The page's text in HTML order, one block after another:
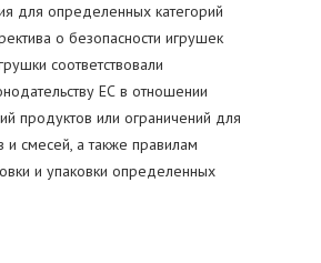
для определенных категорий
о безопасности игрушек
соответствовали
ЕС в отношении
продуктов или ограничений для
смесей, а также правилам
и упаковки определенных